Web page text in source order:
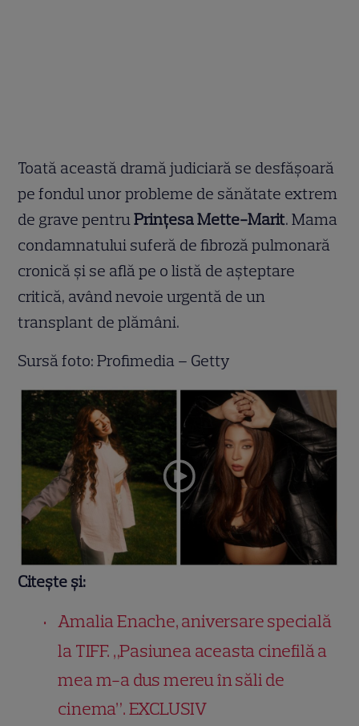
Toată această dramă judiciară se desfășoară
pe fondul unor probleme de sănătate extrem
de grave pentruPrințesa Mette-Marit. Mama
condamnatului suferă de fibroză pulmonară
cronică și se află pe o listă de așteptare
critică, având nevoie urgentă de un
transplant de plămâni.
Sursă foto: Profimedia – Getty
Citește și:
Amalia Enache, aniversare specială
la TIFF. „Pasiunea aceasta cinefilă a
mea m-a dus mereu în săli de
cinema”. EXCLUSIV